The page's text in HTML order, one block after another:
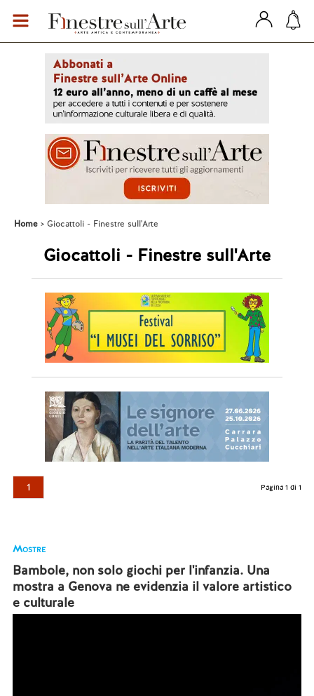
Home Giocattoli - Finestre sull'Arte
Giocattoli - Finestre sull'Arte
1 Pagina 1 di 1
Mostre
Bambole, non solo giochi per l'infanzia. Una
mostra a Genova ne evidenzia il valore artistico
e culturale